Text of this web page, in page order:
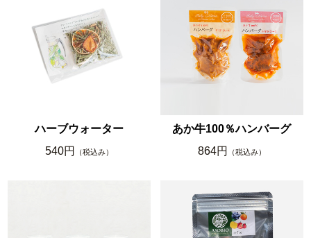
ハーブウォーター
540円
（税込み）
あか牛100％ハンバーグ
864円
（税込み）